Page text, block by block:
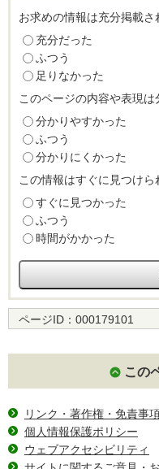
お求めの情報は充分掲載さ
充分だった
ふつう
足りなかった
このページの内容や表現
分かりやすかった
ふつう
分かりにくかった
この情報はすぐに見つけら
すぐに見つかった
ふつう
時間がかかった
ページID： 000179101
この
リンク・著作権・免責事
個人情報保護ポリシー
ウェブアクセシビリティ